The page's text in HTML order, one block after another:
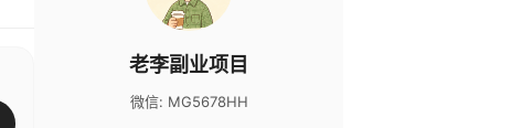
老李副业项目
微信: MG5678HH